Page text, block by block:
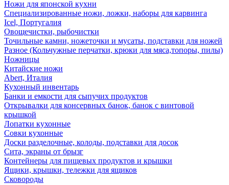
Ножи для японской кухни
Специализированные ножи, ложки, наборы для карвинга
Icel, Португалия
Овощечистки, рыбочистки
Точильные камни, ножеточки и мусаты, подставки для ножей
Разное (Кольчужные перчатки, крюки для мяса,топоры, пилы)
Ножницы
Китайские ножи
Abert, Италия
Кухонный инвентарь
Банки и емкости для сыпучих продуктов
Открывалки для консервных банок, банок с винтовой
крышкой
Лопатки кухонные
Совки кухонные
Доски разделочные, колоды, подставки для досок
Сита, экраны от брызг
Контейнеры для пищевых продуктов и крышки
Ящики, крышки, тележки для ящиков
Сковороды